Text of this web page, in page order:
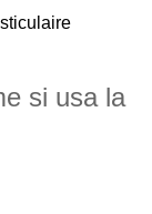
si usa la